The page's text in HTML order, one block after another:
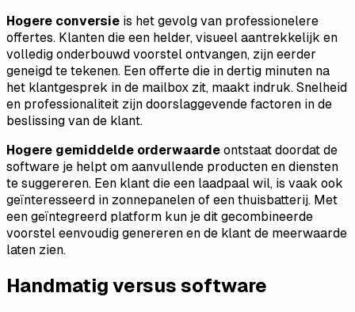
Hogere conversie is het gevolg van professionelere
offertes. Klanten die een helder, visueel aantrekkelijk en
volledig onderbouwd voorstel ontvangen, zijn eerder
geneigd te tekenen. Een offerte die in dertig minuten na
het klantgesprek in de mailbox zit, maakt indruk. Snelheid
en professionaliteit zijn doorslaggevende factoren in de
beslissing van de klant.
Hogere gemiddelde orderwaarde ontstaat doordat de
software je helpt om aanvullende producten en diensten
te suggereren. Een klant die een laadpaal wil, is vaak ook
geïnteresseerd in zonnepanelen of een thuisbatterij. Met
een geïntegreerd platform kun je dit gecombineerde
voorstel eenvoudig genereren en de klant de meerwaarde
laten zien.
Handmatig versus software